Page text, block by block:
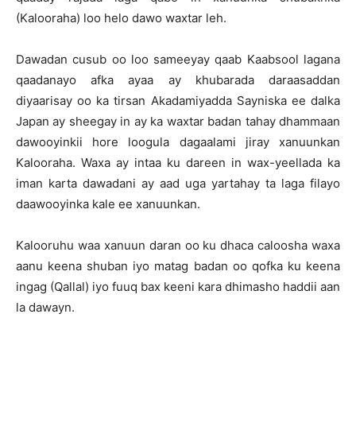
(Kalooraha) loo helo dawo waxtar leh.
Dawadan cusub oo loo sameeyay qaab Kaabsool lagana
qaadanayo afka ayaa ay khubarada daraasaddan
diyaarisay oo ka tirsan Akadamiyadda Sayniska ee dalka
Japan ay sheegay in ay ka waxtar badan tahay dhammaan
dawooyinkii hore loogula dagaalami jiray xanuunkan
Kalooraha. Waxa ay intaa ku dareen in wax-yeellada ka
iman karta dawadani ay aad uga yartahay ta laga filayo
daawooyinka kale ee xanuunkan.
Kalooruhu waa xanuun daran oo ku dhaca caloosha waxa
aanu keena shuban iyo matag badan oo qofka ku keena
ingag (Qallal) iyo fuuq bax keeni kara dhimasho haddii aan
la dawayn.